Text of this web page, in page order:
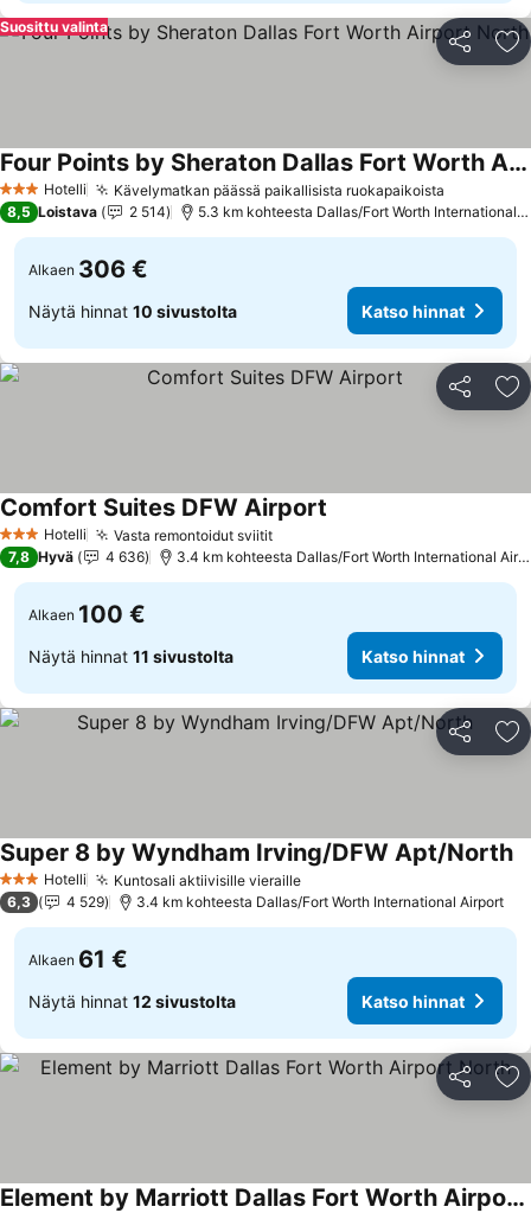
Jaa
Suosittu valinta
3 Tähtiluokitus
Hotelli Kävelymatkan päässä paikallisista ruokapaikoista
Four Points by Sheraton Dallas Fort Worth Airport North
Katso hinnat
8,5 Loistava 2 514 5.3 km kohteesta Dallas/Fort Worth International
Alkaen 306 €
Näytä hinnat 10 sivustolta Katso hinnat
Jaa
3 Tähtiluokitus
Hotelli Vasta remontoidut sviititKatso hinnat
Comfort Suites DFW Airport
7,8 Hyvä 4 636 3.4 km kohteesta Dallas/Fort Worth International
Alkaen 100 €
Näytä hinnat 11 sivustolta Katso hinnat
Jaa
3 Tähtiluokitus
Hotelli Kuntosali aktiivisille vierailleKatso hinnat
Super 8 by Wyndham Irving/DFW Apt/North
6,3 4 529 3.4 km kohteesta Dallas/Fort Worth International Airport
Alkaen 61 €
Näytä hinnat 12 sivustolta Katso hinnat
Jaa
Element by Marriott Dallas Fort Worth Airport North